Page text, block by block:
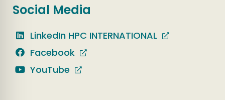
Social Media
LinkedIn HPC INTERNATIONAL
Facebook
YouTube